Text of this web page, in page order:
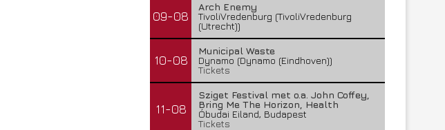
09-08
Arch Enemy
TivoliVredenburg (TivoliVredenburg
(Utrecht))
10-08
Municipal Waste
Dynamo (Dynamo (Eindhoven))
Tickets
11-08
Sziget Festival met o.a. John Coffey,
Bring Me The Horizon, Health
Óbudai Eiland, Budapest
Tickets